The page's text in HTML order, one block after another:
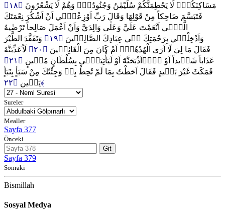
مَسَاكِنَكُمْۚ لَا يَحْطِمَنَّكُمْ سُلَيْمٰنُ وَجُنُودُهُۙ وَهُمْ لَا يَشْعُرُونَ ﴿١٨﴾
فَتَبَسَّمَ ضَاحِكاً مِنْ قَوْلِهَا وَقَالَ رَبِّ اَوْزِعْن۪ٓي اَنْ اَشْكُرَ نِعْمَتَكَ
الَّت۪ٓي اَنْعَمْتَ عَلَيَّ وَعَلٰى وَالِدَيَّ وَاَنْ اَعْمَلَ صَالِحاً تَرْضٰيهُ
وَاَدْخِلْن۪ي بِرَحْمَتِكَ ف۪ي عِبَادِكَ الصَّالِح۪ينَ ﴿١٩﴾
وَتَفَقَّدَ الطَّيْرَ
فَقَالَ مَا لِيَ لَٓا اَرَى الْهُدْهُدَۘ اَمْ كَانَ مِنَ الْغَٓائِب۪ينَ ﴿٢٠﴾
لَاُعَذِّبَنَّهُ
عَذَاباً شَد۪يداً اَوْ لَا۬اَذْبَحَنَّهُٓ اَوْ لَيَأْتِيَنّ۪ي بِسُلْطَانٍ مُب۪ينٍ ﴿٢١﴾
فَمَكَثَ غَيْرَ بَع۪يدٍ فَقَالَ اَحَطْتُ بِمَا لَمْ تُحِطْ بِه۪ وَجِئْتُكَ مِنْ سَبَأٍ بِنَبَأٍ
يَق۪ينٍ﴿٢٢﴾
Sureler
Mealler
Sayfa 377
Önceki
Git
Sayfa 379
Sonraki
Bismillah
Sosyal Medya